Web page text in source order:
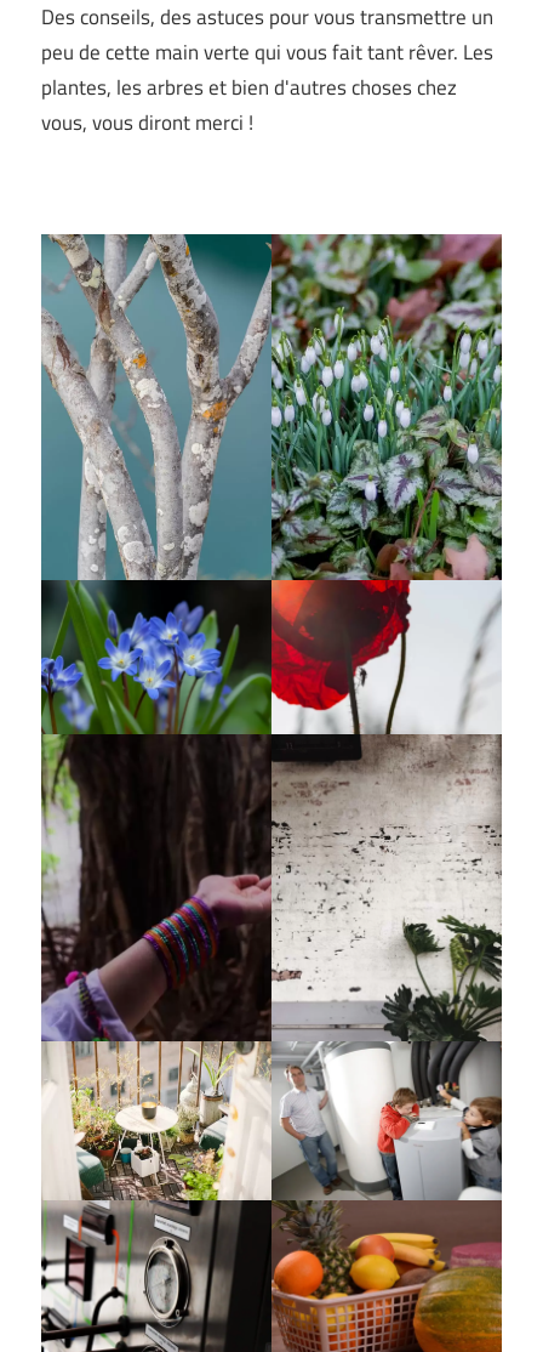
Des conseils, des astuces pour vous transmettre un
peu de cette main verte qui vous fait tant rêver. Les
plantes, les arbres et bien d'autres choses chez
vous, vous diront merci !